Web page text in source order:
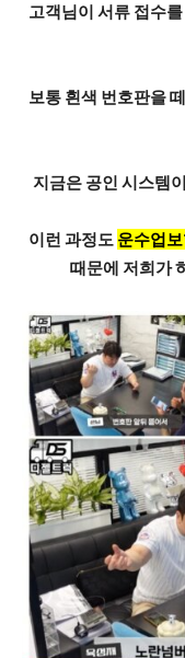
고객님이 서류 접수
보통 흰색 번호판을
지금은 공인 시스템
이런 과정도 운수업
때문에 저희가